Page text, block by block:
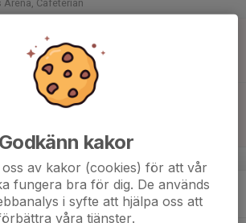
Arena, Cafeterian
mot LBK Gottfridsberg F13/14
Västra Husby IF F12
naturgräs
Arena, B-plan - Plandel 4
Godkänn kakor
av kakor (cookies) för att vår
fungera bra för dig. De används
i syfte att hjälpa oss att
våra tjänster.